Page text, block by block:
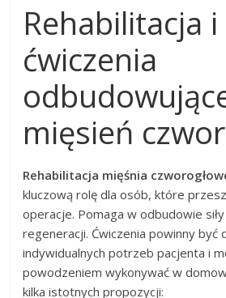
Rehabilitacja i
ćwiczenia
mięsień
Rehabilitacja mięśnia
kluczową rolę dla osób, które
operacje. Pomaga w odbudowie siły
regeneracji. Ćwiczenia powinny być
indywidualnych potrzeb pacjenta i
powodzeniem wykonywać w
kilka istotnych propozycji: